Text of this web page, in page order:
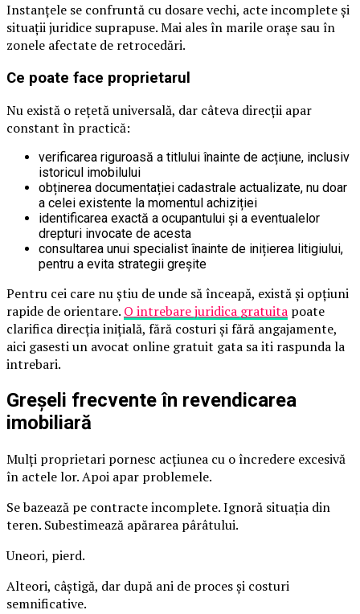
Instanțele se confruntă cu dosare vechi, acte incomplete și
situații juridice suprapuse. Mai ales în marile orașe sau în
zonele afectate de retrocedări.
Ce poate face proprietarul
Nu există o rețetă universală, dar câteva direcții apar
constant în practică:
verificarea riguroasă a titlului înainte de acțiune, inclusiv
istoricul imobilului
obținerea documentației cadastrale actualizate, nu doar
a celei existente la momentul achiziției
identificarea exactă a ocupantului și a eventualelor
drepturi invocate de acesta
consultarea unui specialist înainte de inițierea litigiului,
pentru a evita strategii greșite
Pentru cei care nu știu de unde să înceapă, există și opțiuni
rapide de orientare. O intrebare juridica gratuita poate
clarifica direcția inițială, fără costuri și fără angajamente,
aici gasesti un avocat online gratuit gata sa iti raspunda la
intrebari.
Greșeli frecvente în revendicarea
imobiliară
Mulți proprietari pornesc acțiunea cu o încredere excesivă
în actele lor. Apoi apar problemele.
Se bazează pe contracte incomplete. Ignoră situația din
teren. Subestimează apărarea pârâtului.
Uneori, pierd.
Alteori, câștigă, dar după ani de proces și costuri
semnificative.